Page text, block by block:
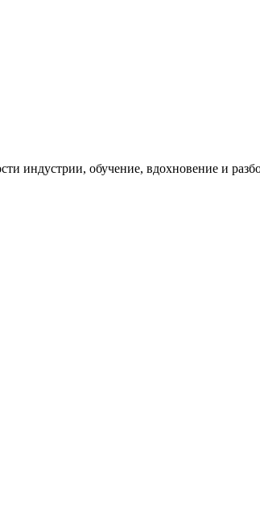
индустрии, обучение, вдохновение и